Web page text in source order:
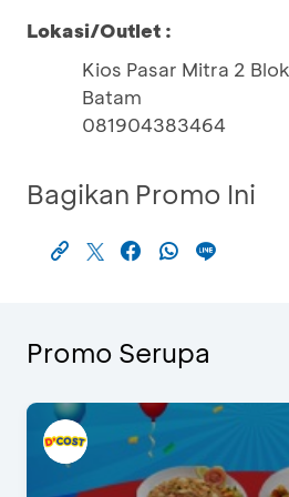
Lokasi/Outlet :
Kios Pasar Mitra 2
Batam
081904383464
Bagikan Promo Ini
Promo Serupa